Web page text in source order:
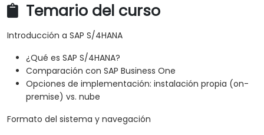
Temario del curso
Introducción a SAP S/4HANA
¿Qué es SAP S/4HANA?
Comparación con SAP Business One
Opciones de implementación: instalación propia (on-
premise) vs. nube
Formato del sistema y navegación